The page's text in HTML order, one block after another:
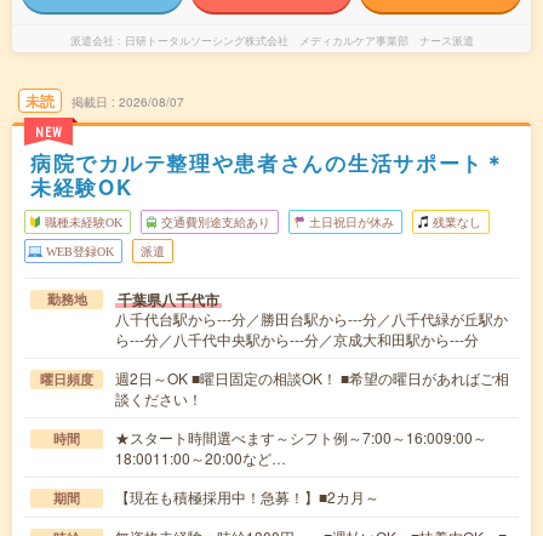
派遣会社 日研トータルソーシング株式会社 メディカルケア事業部 ナース派遣
未読
NEW
掲載日 2026/08/07
病院でカルテ整理や患者さんの生活サポート＊
未経験OK
職種未経験OK 交通費別途支給あり 土日祝日が休み 残業なし
WEB登録OK 派遣
勤務地 千葉県八千代市
八千代台駅から---分／勝田台駅から---分／八千代緑が丘駅か
ら---分／八千代中央駅から---分／京成大和田駅から---分
曜日頻度
週2日～OK ■曜日固定の相談OK！ ■希望の曜日があればご相
談ください！
時間
★スタート時間選べます～シフト例～7:00～16:009:00～
18:0011:00～20:00など…
期間 【現在も積極採用中！急募！】■2カ月～